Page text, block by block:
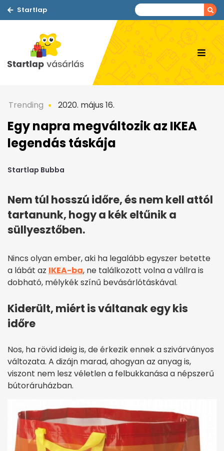
Startlap
Trending 2020. május 16.
Egy napra megváltozik az IKEA
legendás táskája
Startlap Bubba
Nem túl hosszú időre, és nem kell attól
tartanunk, hogy a kék eltűnik a
süllyesztőben.
Nincs olyan ember, aki ha legalább egyszer betette
a lábát az IKEA-ba, ne találkozott volna a vállra is
dobható, mélykék színű bevásárlótáskával.
Kiderült, miért is váltanak egy kis
időre
Nos, ha rövid ideig is, de érkezik ennek a szivárványos
változata. A dizájn marad, ahogyan az anyag is,
viszont nem lesz véletlen a felbukkanása a népszerű
bútoráruházban.